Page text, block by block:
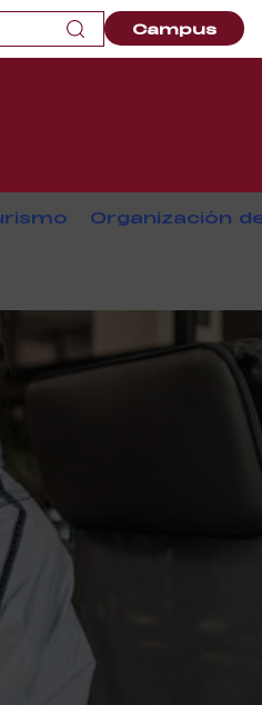
Campus
Organización